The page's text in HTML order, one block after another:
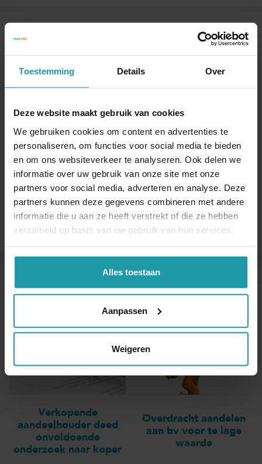
Toestemming Details Over
Deze website maakt gebruik van cookies
We gebruiken cookies om content en advertenties te
personaliseren, om functies voor social media te bieden
en om ons websiteverkeer te analyseren. Ook delen we
informatie over uw gebruik van onze site met onze
partners voor social media, adverteren en analyse. Deze
partners kunnen deze gegevens combineren met andere
informatie die u aan ze heeft verstrekt of die ze hebben
verzameld op basis van uw gebruik van hun services.
Alles toestaan
Aanpassen
Weigeren
Blijf op de hoogte van het financiële nieuws
Schrijf je hieronder in voor onze maandelijkse
mailing.
Naam
E-mail adres*
Andere interessante artikelen
Verkopende
aandeelhouder deed
onvoldoende
onderzoek naar koper
Overdracht aandelen
aan bv voor te lage
waarde